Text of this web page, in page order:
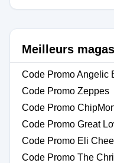
Meilleurs
Code Promo Angelic
Code Promo Zeppes
Code Promo
Code Promo Great
Code Promo Eli
Code Promo The